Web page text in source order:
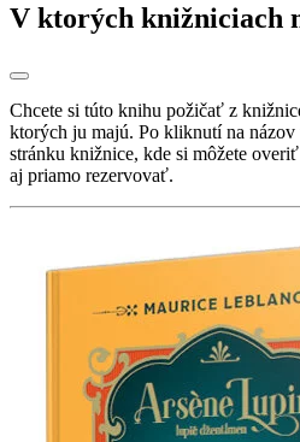
V ktorých knižniciach
Chcete si túto knihu požičať z
ktorých ju majú. Po kliknutí na názov
stránku knižnice, kde si môžete
aj priamo rezervovať.